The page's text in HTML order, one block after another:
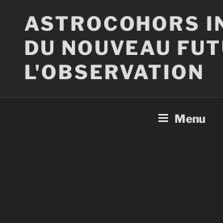
contenu
principal
ASTROCOHORS
DU NOUVEAU
L'OBSERVATION
Menu